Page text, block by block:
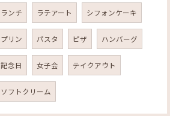
ランチ ラテアート シフォンケーキ
プリン パスタ ピザ ハンバーグ
記念日 女子会 テイクアウト
ソフトクリーム